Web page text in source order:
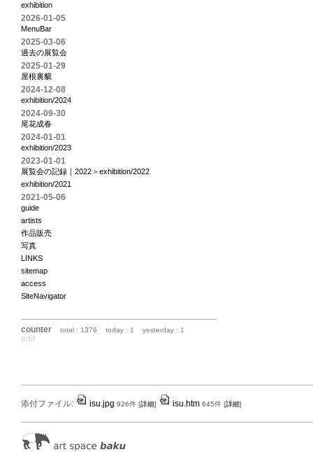
exhibition
2026-01-05
MenuBar
2025-03-06
過去の展覧会
2025-01-29
屋根裏貘
2024-12-08
exhibition/2024
2024-09-30
尾花成春
2024-01-01
exhibition/2023
2023-01-01
展覧会の記録｜2022＞exhibition/2022
exhibition/2021
2021-05-06
guide
artists
作品販売
写真
LINKS
sitemap
access
SiteNavigator
counter total : 1376 today : 1 yesterday : 1
edit
添付ファイル: isu.jpg 926件 [詳細] isu.htm 645件 [詳細]